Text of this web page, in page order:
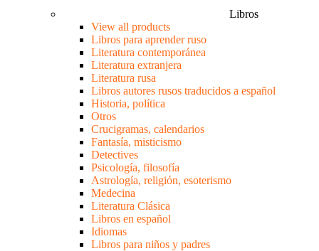
Libros
View all products
Libros para aprender ruso
Literatura contemporánea
Literatura extranjera
Literatura rusa
Libros autores rusos traducidos a español
Historia, política
Otros
Crucigramas, calendarios
Fantasía, misticismo
Detectives
Psicología, filosofía
Astrología, religión, esoterismo
Medecina
Literatura Clásica
Libros en español
Idiomas
Libros para niños y padres